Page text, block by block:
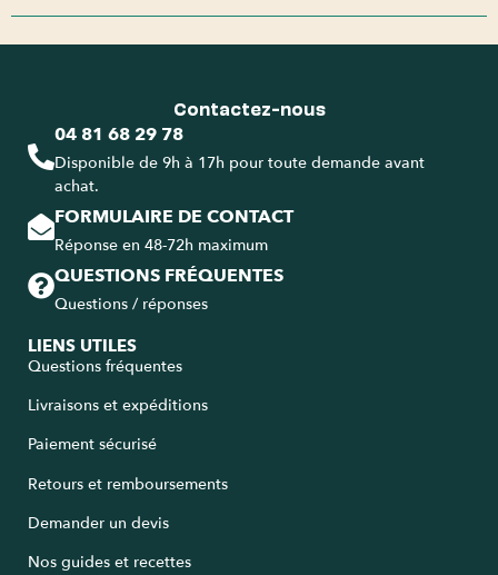
Contactez-nous
04 81 68 29 78
Disponible de 9h à 17h pour toute demande avant
achat.
FORMULAIRE DE CONTACT
Réponse en 48-72h maximum
QUESTIONS FRÉQUENTES
Questions / réponses
LIENS UTILES
Questions fréquentes
Livraisons et expéditions
Paiement sécurisé
Retours et remboursements
Demander un devis
Nos guides et recettes